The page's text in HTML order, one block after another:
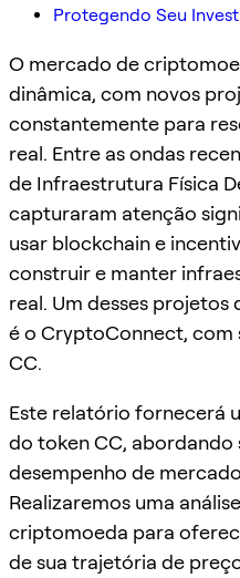
Protegendo Seu
O mercado de
dinâmica, com novos
constantemente para
real. Entre as ondas
de Infraestrutura Física
capturaram atenção
usar blockchain e
construir e manter
real. Um desses
é o CryptoConnect, com
CC.
Este relatório fornecerá
do token CC, abordando
desempenho de
Realizaremos uma
criptomoeda para
de sua trajetória de